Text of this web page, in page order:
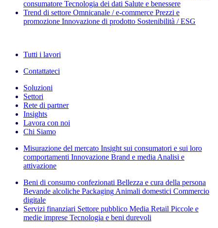
consumatore Tecnologia dei dati Salute e benessere
Trend di settore Omnicanale / e‑commerce Prezzi e
promozione Innovazione di prodotto Sostenibilità / ESG
Tutti i lavori
Contattateci
Soluzioni
Settori
Rete di partner
Insights
Lavora con noi
Chi Siamo
Misurazione del mercato Insight sui consumatori e sui loro
comportamenti Innovazione Brand e media Analisi e
attivazione
Beni di consumo confezionati Bellezza e cura della persona
Bevande alcoliche Packaging Animali domestici Commercio
digitale
Servizi finanziari Settore pubblico Media Retail Piccole e
medie imprese Tecnologia e beni durevoli